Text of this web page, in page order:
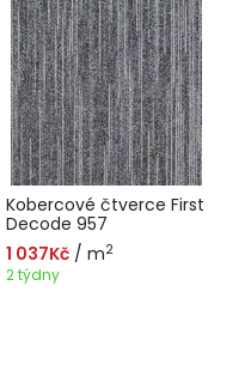
Kobercové čtverce First
Decode 957
1 037Kč / m2
2 týdny